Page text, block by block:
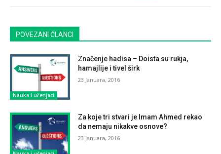
POVEZANI ČLANCI
Nauka i učenjaci
Značenje hadisa – Doista su rukja,
hamajlije i tivel širk
23 Januara, 2016
Za koje tri stvari je Imam Ahmed rekao
da nemaju nikakve osnove?
23 Januara, 2016